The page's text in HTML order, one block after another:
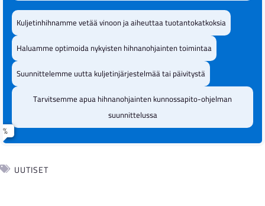
Kuljetinhihnamme vetää vinoon ja aiheuttaa tuotantokatkoksia
Haluamme optimoida nykyisten hihnanohjainten toimintaa
Suunnittelemme uutta kuljetinjärjestelmää tai päivitystä
Tarvitsemme apua hihnanohjainten kunnossapito-ohjelman
suunnittelussa
reunoilta
sivuille
Jatka yhteystietoihin
Nimi
Sähköposti
Puhelinnumero
UUTISET